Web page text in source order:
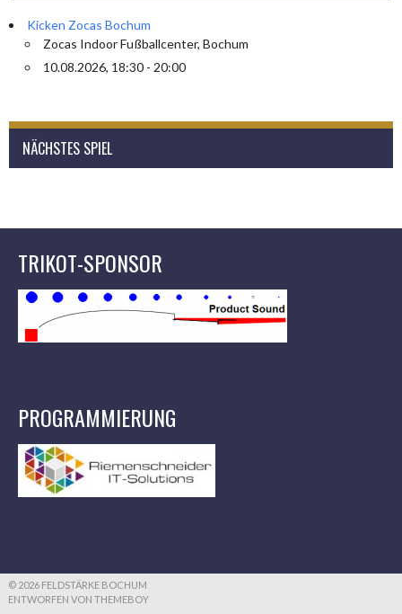
Kicken Zocas Bochum
Zocas Indoor Fußballcenter, Bochum
10.08.2026, 18:30 - 20:00
NÄCHSTES SPIEL
TRIKOT-SPONSOR
PROGRAMMIERUNG
© 2026 FELDSTÄRKE BOCHUM
ENTWORFEN VON THEMEBOY